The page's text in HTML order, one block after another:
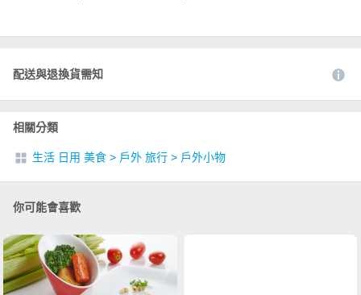
配送與退換貨需知
相關分類
生活 日用 美食 > 戶外 旅行 > 戶外小物
你可能會喜歡